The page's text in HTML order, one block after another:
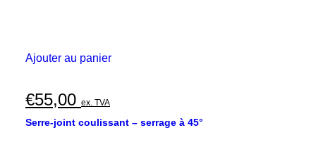
Ajouter au panier
€55,00 ex. TVA
Serre-joint coulissant – serrage à 45°